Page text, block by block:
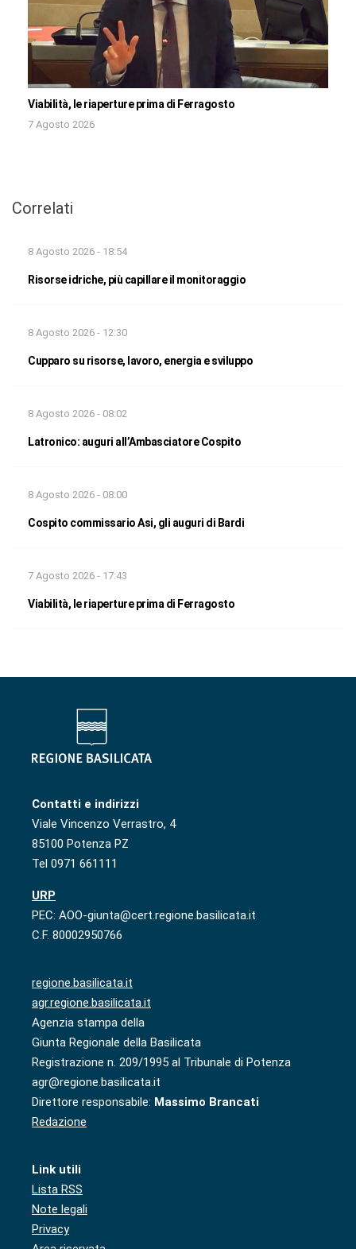
Viabilità, le riaperture prima di Ferragosto
7 Agosto 2026
Correlati
8 Agosto 2026 - 18:54
Risorse idriche, più capillare il monitoraggio
8 Agosto 2026 - 12:30
Cupparo su risorse, lavoro, energia e sviluppo
8 Agosto 2026 - 08:02
Latronico: auguri all’Ambasciatore Cospito
8 Agosto 2026 - 08:00
Cospito commissario Asi, gli auguri di Bardi
7 Agosto 2026 - 17:43
Viabilità, le riaperture prima di Ferragosto
Contatti e indirizzi
Viale Vincenzo Verrastro, 4
85100 Potenza PZ
Tel 0971 661111
URP
PEC: AOO-giunta@cert.regione.basilicata.it
C.F. 80002950766
regione.basilicata.it
agr.regione.basilicata.it
Agenzia stampa della
Giunta Regionale della Basilicata
Registrazione n. 209/1995 al Tribunale di Potenza
agr@regione.basilicata.it
Direttore responsabile: Massimo Brancati
Redazione
Link utili
Lista RSS
Note legali
Privacy